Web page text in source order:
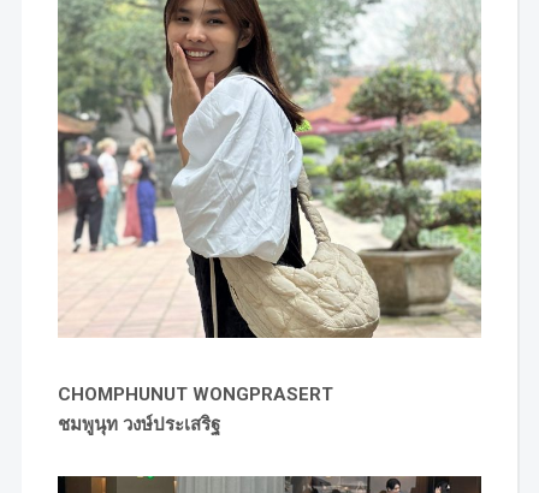
CHOMPHUNUT WONGPRASERT
ชมพูนุท วงษ์ประเสริฐ